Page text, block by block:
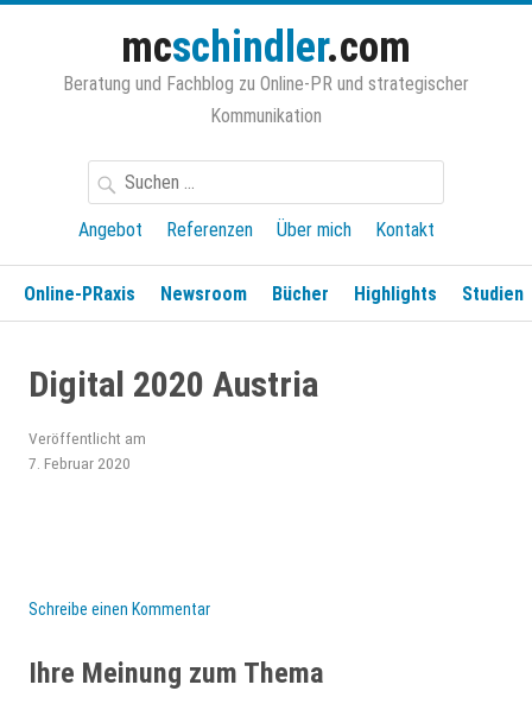
mcschindler.com
Beratung und Fachblog zu Online-PR und strategischer
Kommunikation
Suchen
nach:
Angebot
Referenzen Über mich Kontakt
Online-PRaxis Newsroom Bücher Highlights Studien
Digital 2020 Austria
Veröffentlicht am
7. Februar 2020
Schreibe einen Kommentar
Ihre Meinung zum Thema